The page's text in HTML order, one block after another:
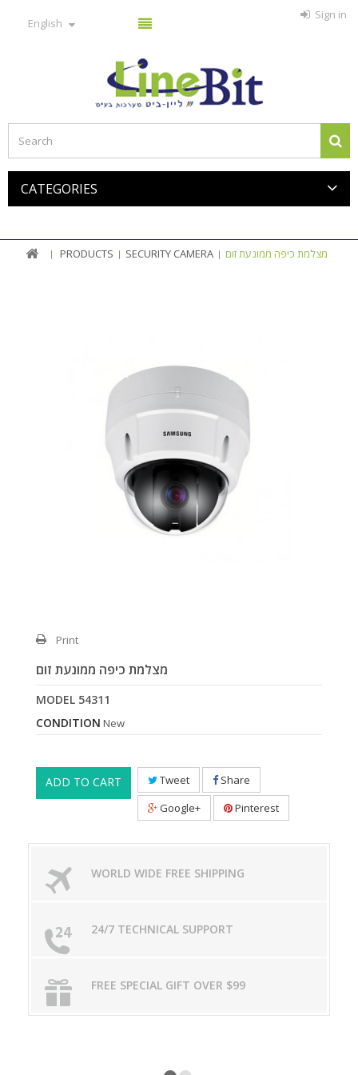
Sign in
English
CATEGORIES
PRODUCTS SECURITY CAMERA מצלמת כיפה ממונעת זום
Print
מצלמת כיפה ממונעת זום
MODEL 54311
CONDITION New
ADD TO CART Tweet
Share
Google+
Pinterest
WORLD WIDE FREE SHIPPING
24/7 TECHNICAL SUPPORT
FREE SPECIAL GIFT OVER $99